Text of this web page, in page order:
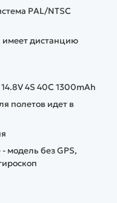
PAL/NTSC
имеет дистанцию
4S 40C 1300mAh
полетов идет в
модель без GPS,